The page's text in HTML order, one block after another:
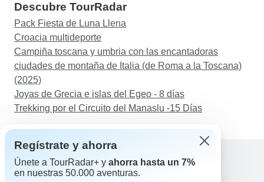
Descubre TourRadar
Pack Fiesta de Luna Llena
Croacia multideporte
Campiña toscana y umbria con las encantadoras
ciudades de montaña de Italia (de Roma a la Toscana)
(2025)
Joyas de Grecia e islas del Egeo - 8 días
Trekking por el Circuito del Manaslu -15 Días
Ayuda
Regístrate y ahorra
Únete a TourRadar+ y ahorra hasta un 7%
en nuestras 50.000 aventuras.